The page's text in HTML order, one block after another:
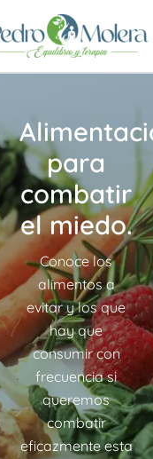
para
combatir
el miedo.
Conoce los
alimentos a
evitar y los que
hay que
consumir con
frecuencia si
queremos
combatir
eficazmente esta